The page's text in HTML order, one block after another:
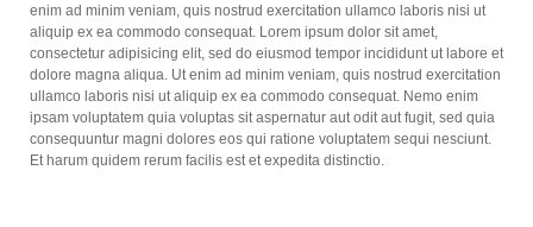
enim ad minim veniam, quis nostrud exercitation ullamco laboris nisi ut
aliquip ex ea commodo consequat. Lorem ipsum dolor sit amet,
consectetur adipisicing elit, sed do eiusmod tempor incididunt ut labore et
dolore magna aliqua. Ut enim ad minim veniam, quis nostrud exercitation
ullamco laboris nisi ut aliquip ex ea commodo consequat. Nemo enim
ipsam voluptatem quia voluptas sit aspernatur aut odit aut fugit, sed quia
consequuntur magni dolores eos qui ratione voluptatem sequi nesciunt.
Et harum quidem rerum facilis est et expedita distinctio.